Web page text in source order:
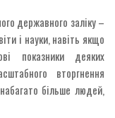
державного заліку –
і науки, навіть якщо
показники деяких
вторгнення
більше людей,